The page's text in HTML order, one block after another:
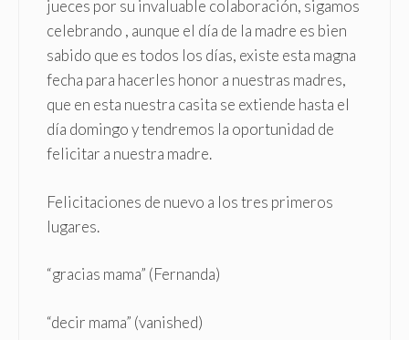
jueces por su invaluable colaboración, sigamos
celebrando , aunque el día de la madre es bien
sabido que es todos los días, existe esta magna
fecha para hacerles honor a nuestras madres,
que en esta nuestra casita se extiende hasta el
día domingo y tendremos la oportunidad de
felicitar a nuestra madre.
Felicitaciones de nuevo a los tres primeros
lugares.
“gracias mama” (Fernanda)
“decir mama” (vanished)